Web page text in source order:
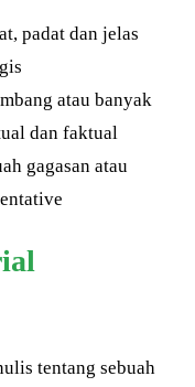
padat dan jelas
atau banyak
dan faktual
gagasan atau
tentang sebuah